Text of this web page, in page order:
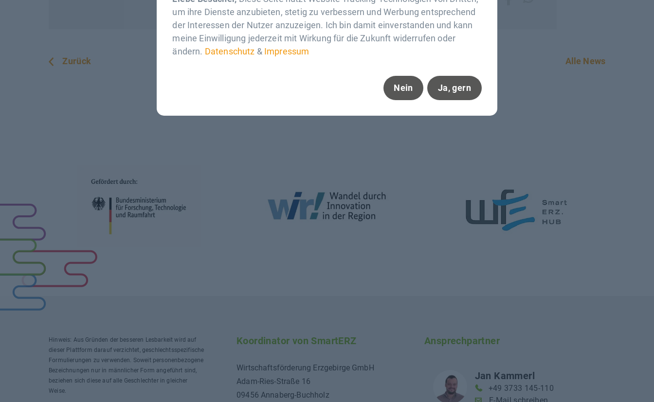
Zurück Alle News
Hinweis: Aus Gründen der besseren Lesbarkeit wird auf
dieser Plattform darauf verzichtet, geschlechtsspezifische
Formulierungen zu verwenden. Soweit personenbezogene
Bezeichnungen nur in männlicher Form angeführt sind,
beziehen sich diese auf alle Geschlechter in gleicher
Weise.
Koordinator von SmartERZ
Wirtschaftsförderung Erzgebirge GmbH
Adam-Ries-Straße 16
09456 Annaberg-Buchholz
Ansprechpartner
Jan Kammerl
+49 3733 145-110
um ihre Dienste anzubieten, stetig zu verbessern und Werbung entsprechend
der Interessen der Nutzer anzuzeigen. Ich bin damit einverstanden und kann
meine Einwilligung jederzeit mit Wirkung für die Zukunft widerrufen oder
ändern. Datenschutz & Impressum
Nein Ja, gern